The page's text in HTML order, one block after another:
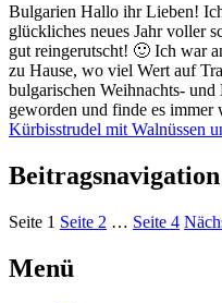
Bulgarien Hallo ihr Lieben!
glückliches neues Jahr voller
gut reingerutscht! 🙂 Ich war
zu Hause, wo viel Wert auf
bulgarischen Weihnachts-
geworden und finde es
Kürbisstrudel mit Walnüssen
Beitragsnavigation
Seite 1 Seite 2 … Seite 4
Menü